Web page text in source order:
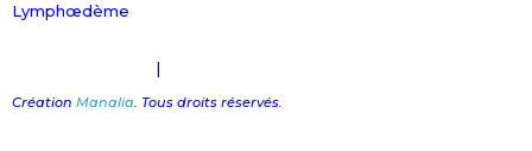
Lymphœdème
Création Manalia. Tous droits réservés.